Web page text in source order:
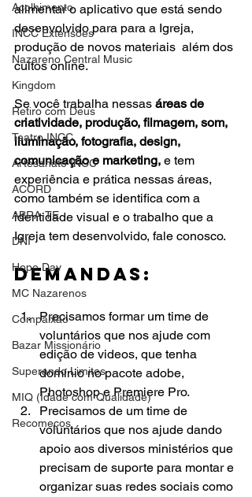
Acolhimento
INCC Extensões
Nazareno Central Music
Kingdom
Retiro com Deus
Teatro INCC
Artesanato INCC
ACORD
ABRA-TE
DNI
Hope Day
MC Nazarenos
Compaixão
Bazar Missionário
Superando Limites
MIQ (Idade com Qualidade)
Recomeços
alimentar o aplicativo que está sendo
desenvolvido para para a Igreja,
produção de novos materiais  além dos
cultos online.
Se você trabalha nessas áreas de
criatividade, produção, filmagem, som,
iluminação, fotografia, design,
comunicação e marketing, e tem
experiência e prática nessas áreas,
como também se identifica com a
identidade visual e o trabalho que a
Igreja tem desenvolvido, fale conosco.
Demandas:
Precisamos formar um time de
voluntários que nos ajude com
edição de videos, que tenha
domínio no pacote adobe,
Photoshop e Premiere Pro.
Precisamos de um time de
voluntários que nos ajude dando
apoio aos diversos ministérios que
precisam de suporte para montar e
organizar suas redes sociais como